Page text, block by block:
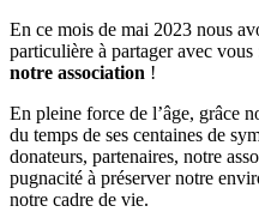
En ce mois de mai 2023 nous
particulière à partager avec vous
notre association !
En pleine force de l’âge, grâce
du temps de ses centaines de
donateurs, partenaires, notre
pugnacité à préserver notre
notre cadre de vie.